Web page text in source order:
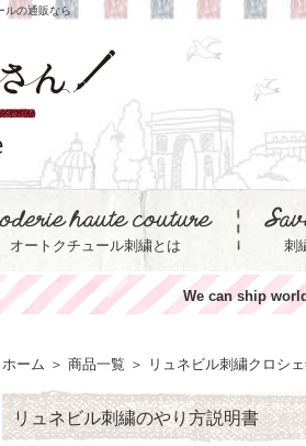
ルの通販なら
オートクチュール刺繍とは 刺
We can ship
ホーム ＞ 商品一覧 ＞ リュネビル刺繍クロシ
リュネビル刺繍のやり方説明書